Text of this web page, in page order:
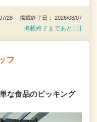
28 掲載終了日： 2026/08/07
掲載終了まであと1日
フ
な食品のピッキング